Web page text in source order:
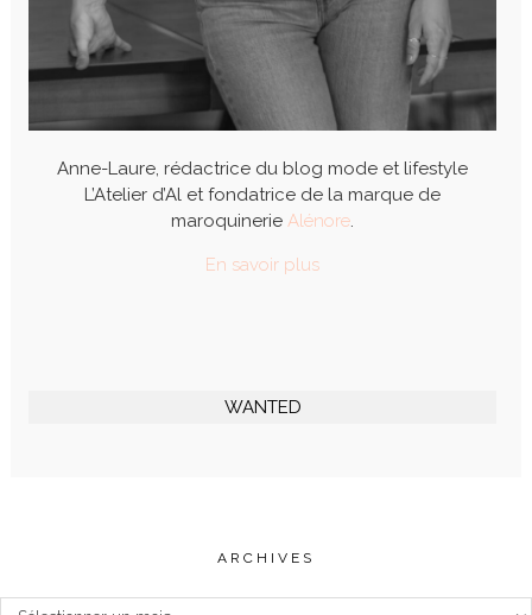
Anne-Laure, rédactrice du blog mode et lifestyle
L’Atelier d’Al et fondatrice de la marque de
maroquinerie Alénore.
En savoir plus
WANTED
ARCHIVES
Archives